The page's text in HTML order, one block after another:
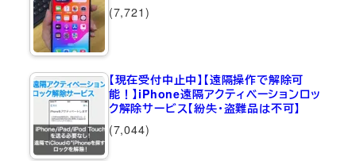
(7,721)
【現在受付中止中】【遠隔操作で解除可
能！】iPhone遠隔アクティベーションロッ
ク解除サービス【紛失・盗難品は不可】
(7,044)